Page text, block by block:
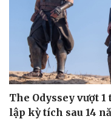
The Odyssey vượt
lập kỳ tích sau 14